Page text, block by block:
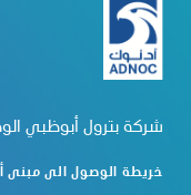
شركة بترول أبوظبي
خريطة الوصول الى مبنى